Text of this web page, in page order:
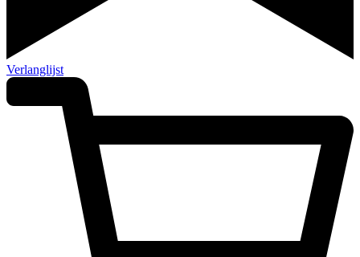
Verlanglijst